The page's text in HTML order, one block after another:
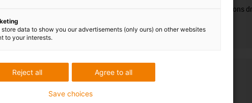
d’échantillons
store data to show you our advertisements (only ours) on other websites
to your interests.
Agree to all
Reject all
Save choices